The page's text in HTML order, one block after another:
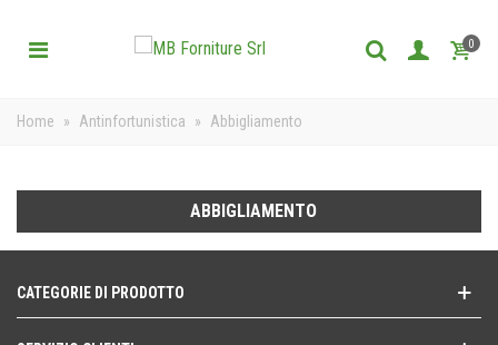
0
Home » Antinfortunistica » Abbigliamento
ABBIGLIAMENTO
CATEGORIE DI PRODOTTO